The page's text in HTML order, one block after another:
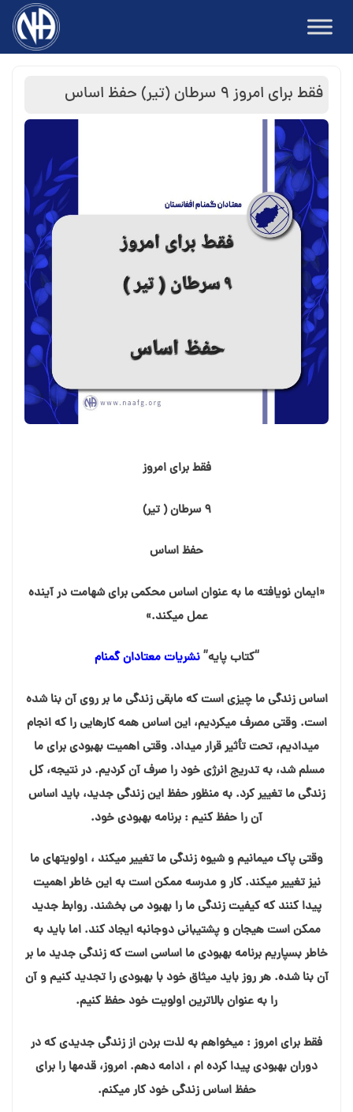
content
فقط برای امروز ۹ سرطان (تیر) حفظ اساس
فقط برای امروز
۹ سرطان ( تیر)
حفظ اساس
«ایمان نویافته ما به عنوان اساس محکمی برای شهامت در آینده
عمل می⁯کند.»
“کتاب پایه”نشریات معتادان گمنام
اساس زندگی ما چیزی است که مابقی زندگی ما بر روی آن بنا شده
است. وقتی مصرف می⁯کردیم، این اساس همه کارهایی را که انجام
می⁯دادیم، تحت تأثیر قرار می⁯داد. وقتی اهمیت بهبودی برای ما
مسلم شد، به تدریج انرژی خود را صرف آن کردیم. در نتیجه، کل
زندگی ما تغییر کرد. به منظور حفظ این زندگی جدید، باید اساس
آن را حفظ کنیم : برنامه بهبودی خود.
وقتی پاک می⁯مانیم و شیوه زندگی ما تغییر می⁯کند ، اولویت⁯های ما
نیز تغییر می⁯کند. کار و مدرسه ممکن است به این خاطر اهمیت
پیدا کنند که کیفیت زندگی ما را بهبود می⁯ بخشند. روابط جدید
ممکن است هیجان و پشتیبانی دوجانبه ایجاد کند. اما باید به
خاطر بسپاریم برنامه بهبودی ما اساسی است که زندگی جدید ما بر
آن بنا شده. هر روز باید میثاق خود با بهبودی را تجدید کنیم و آن
را به عنوان بالاترین اولویت خود حفظ کنیم.
فقط برای امروز : می⁯خواهم به لذت بردن از زندگی جدیدی که در
دوران بهبودی پیدا کرده⁯ ام ، ادامه دهم. امروز، قدمها را برای
حفظ اساس زندگی خود کار می⁯کنم.